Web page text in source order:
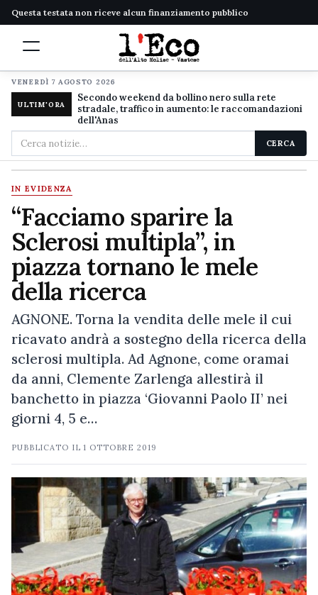
Questa testata non riceve alcun finanziamento pubblico
VENERDÌ 7 AGOSTO 2026
ULTIM'ORA
Secondo weekend da bollino nero sulla rete
stradale, traffico in aumento: le raccomandazioni
dell'Anas
Cerca
nel
sito
CERCA
IN EVIDENZA
“Facciamo sparire la
Sclerosi multipla”, in
piazza tornano le mele
della ricerca
AGNONE. Torna la vendita delle mele il cui
ricavato andrà a sostegno della ricerca della
sclerosi multipla. Ad Agnone, come oramai
da anni, Clemente Zarlenga allestirà il
banchetto in piazza ‘Giovanni Paolo II’ nei
giorni 4, 5 e…
PUBBLICATO IL1 OTTOBRE 2019